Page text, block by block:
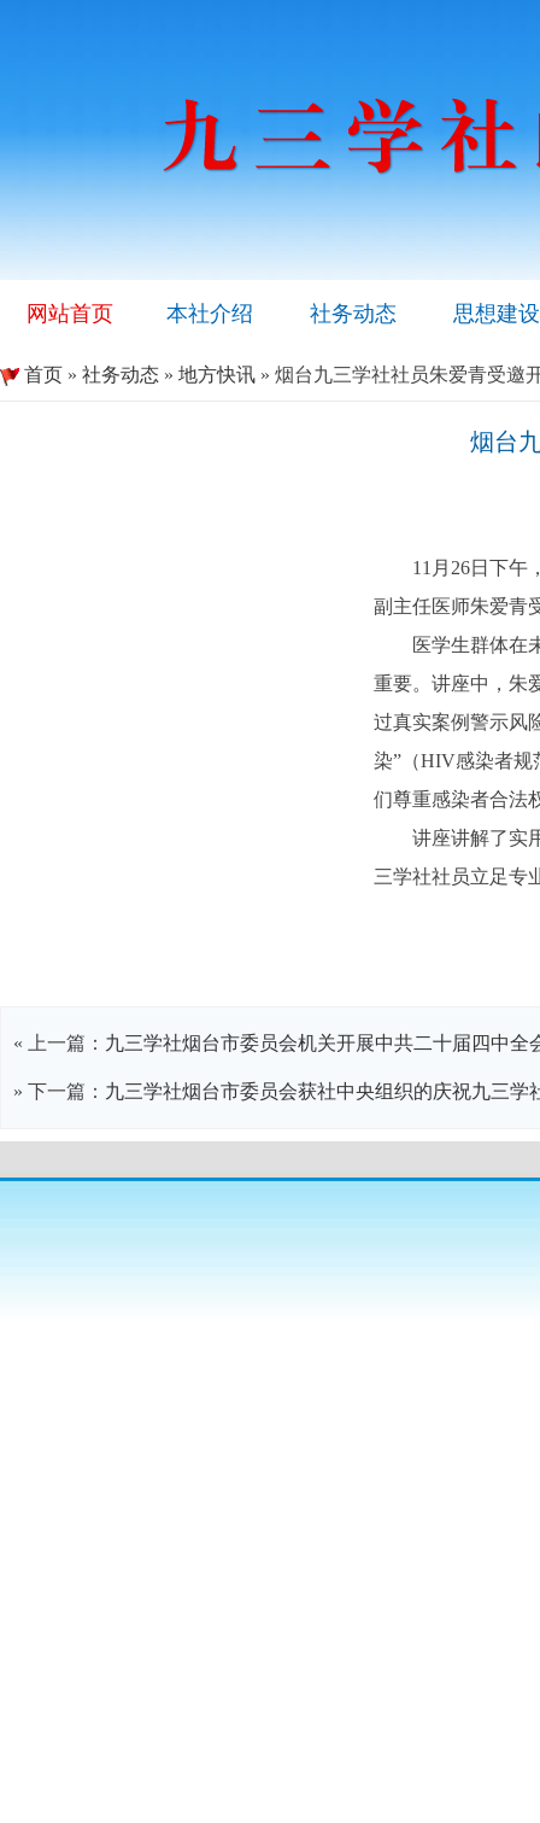
网站首页 本社介绍 社务动态 思想建设
首页 » 社务动态 » 地方快讯 » 烟台九三学社社员朱爱青受邀
烟台
11月26日下午
副主任医师朱爱青
医学生群体在
重要。讲座中，朱
过真实案例警示风
染”（HIV感染者规
们尊重感染者合法
讲座讲解了实
三学社社员立足专
« 上一篇： 九三学社烟台市委员会机关开展中共二十届四中全
» 下一篇： 九三学社烟台市委员会获社中央组织的庆祝九三学